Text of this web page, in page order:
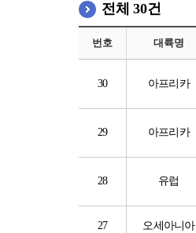
전체 30건
번호 대륙명
30 아프리카
29 아프리카
28 유럽
27 오세아니아